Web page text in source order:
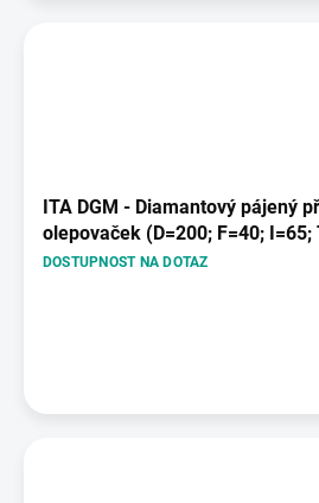
ITA DGM - Diamantový pájený
olepovaček (D=200; F=40; I=65;
DOSTUPNOST NA DOTAZ